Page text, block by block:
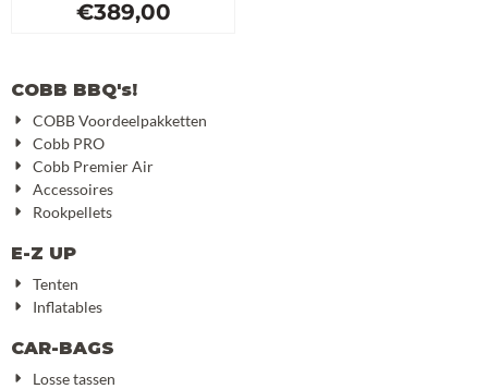
€389,00
COBB BBQ's!
COBB Voordeelpakketten
Cobb PRO
Cobb Premier Air
Accessoires
Rookpellets
E-Z UP
Tenten
Inflatables
CAR-BAGS
Losse tassen